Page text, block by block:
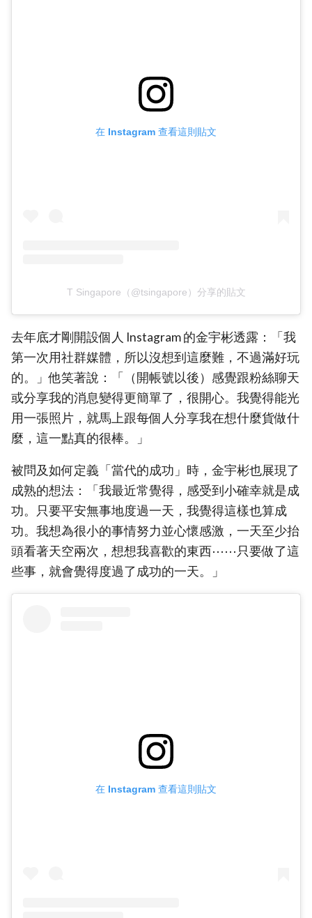
在 Instagram 查看這則貼文
T Singapore（@tsingapore）分享的貼文
去年底才剛開設個人 Instagram 的金宇彬透露：「我
第一次用社群媒體，所以沒想到這麼難，不過滿好玩
的。」他笑著說：「（開帳號以後）感覺跟粉絲聊天
或分享我的消息變得更簡單了，很開心。我覺得能光
用一張照片，就馬上跟每個人分享我在想什麼貨做什
麼，這一點真的很棒。」
被問及如何定義「當代的成功」時，金宇彬也展現了
成熟的想法：「我最近常覺得，感受到小確幸就是成
功。只要平安無事地度過一天，我覺得這樣也算成
功。我想為很小的事情努力並心懷感激，一天至少抬
頭看著天空兩次，想想我喜歡的東西⋯⋯只要做了這
些事，就會覺得度過了成功的一天。」
在 Instagram 查看這則貼文